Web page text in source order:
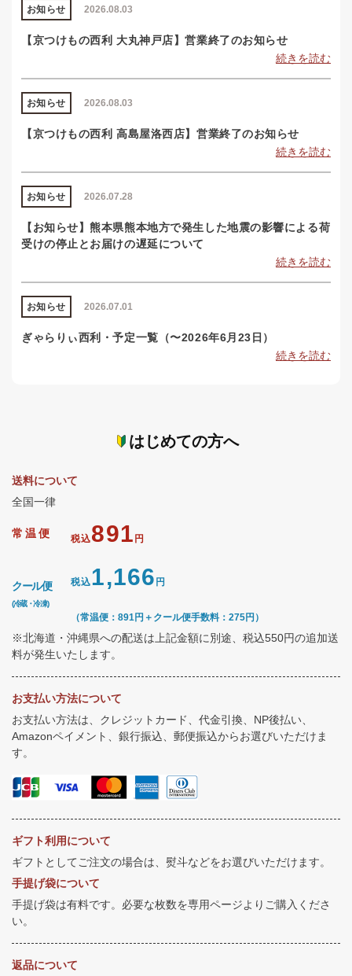
2026.08.03
お知らせ
【京つけもの西利 大丸神戸店】営業終了のお知らせ
続きを読む
2026.08.03
お知らせ
【京つけもの西利 高島屋洛西店】営業終了のお知らせ
続きを読む
2026.07.28
お知らせ
【お知らせ】熊本県熊本地方で発生した地震の影響による荷
受けの停止とお届けの遅延について
続きを読む
2026.07.01
お知らせ
ぎゃらりぃ西利・予定一覧（〜2026年6月23日）
続きを読む
はじめての方へ
送料について
全国一律
常温便 税込891 円
クール便
(冷蔵・冷凍)
税込1,166 円
（常温便：891円＋クール便手数料：275円）
※北海道・沖縄県への配送は上記金額に別途、税込550円の追加送
料が発生いたします。
お支払い方法について
お支払い方法は、クレジットカード、代金引換、NP後払い、
Amazonペイメント、銀行振込、郵便振込からお選びいただけま
す。
ギフト利用について
ギフトとしてご注文の場合は、熨斗などをお選びいただけます。
手提げ袋について
手提げ袋は有料です。必要な枚数を専用ページよりご購入くださ
い。
返品について